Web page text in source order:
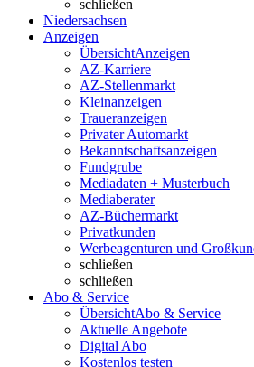
schließen
Niedersachsen
Anzeigen
ÜbersichtAnzeigen
AZ-Karriere
AZ-Stellenmarkt
Kleinanzeigen
Traueranzeigen
Privater Automarkt
Bekanntschaftsanzeigen
Fundgrube
Mediadaten + Musterbuch
Mediaberater
AZ-Büchermarkt
Privatkunden
Werbeagenturen und
schließen
schließen
Abo & Service
ÜbersichtAbo & Service
Aktuelle Angebote
Digital Abo
Kostenlos testen